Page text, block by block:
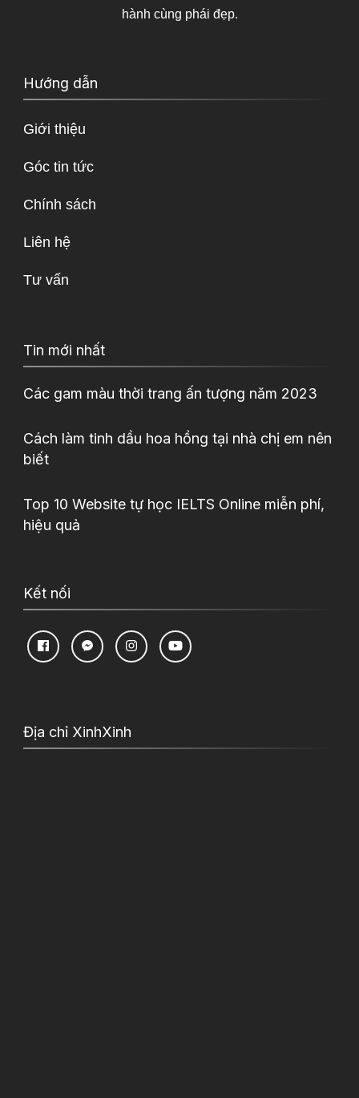
hành cùng phái đẹp.
Hướng dẫn
Giới thiệu
Góc tin tức
Chính sách
Liên hệ
Tư vấn
Tin mới nhất
Các gam màu thời trang ấn tượng năm 2023
Cách làm tinh dầu hoa hồng tại nhà chị em nên
biết
Top 10 Website tự học IELTS Online miễn phí,
hiệu quả
Kết nối
Địa chỉ XinhXinh